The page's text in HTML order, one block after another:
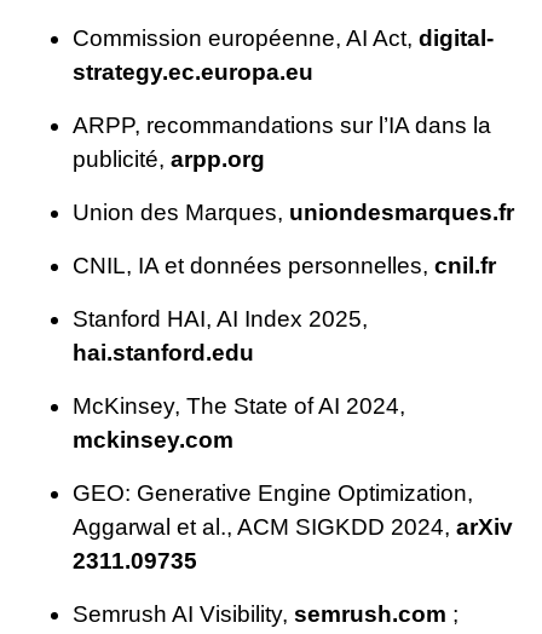
Commission européenne, AI Act, digital-
strategy.ec.europa.eu
ARPP, recommandations sur l’IA dans la
publicité, arpp.org
Union des Marques, uniondesmarques.fr
CNIL, IA et données personnelles, cnil.fr
Stanford HAI, AI Index 2025,
hai.stanford.edu
McKinsey, The State of AI 2024,
mckinsey.com
GEO: Generative Engine Optimization,
Aggarwal et al., ACM SIGKDD 2024, arXiv
2311.09735
Semrush AI Visibility, semrush.com ;